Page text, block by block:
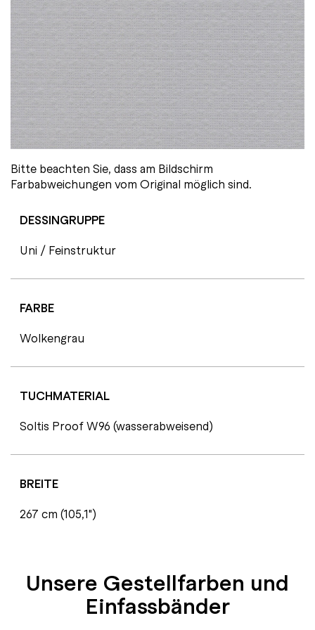
Bitte beachten Sie, dass am Bildschirm
Farbabweichungen vom Original möglich sind.
DESSINGRUPPE
Uni / Feinstruktur
FARBE
Wolkengrau
TUCHMATERIAL
Soltis Proof W96 (wasserabweisend)
BREITE
267 cm (105,1")
Unsere Gestellfarben und
Einfassbänder